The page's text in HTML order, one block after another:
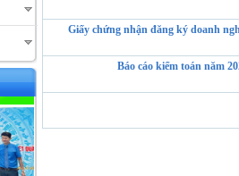
Giấy chứng nhận đăng ký doanh
Báo cáo kiểm toán năm